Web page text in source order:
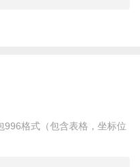
格式（包含表格，坐标位